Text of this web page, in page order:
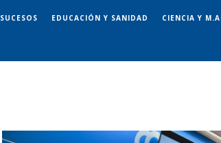
SUCESOS EDUCACIÓN Y SANIDAD CIENCIA Y